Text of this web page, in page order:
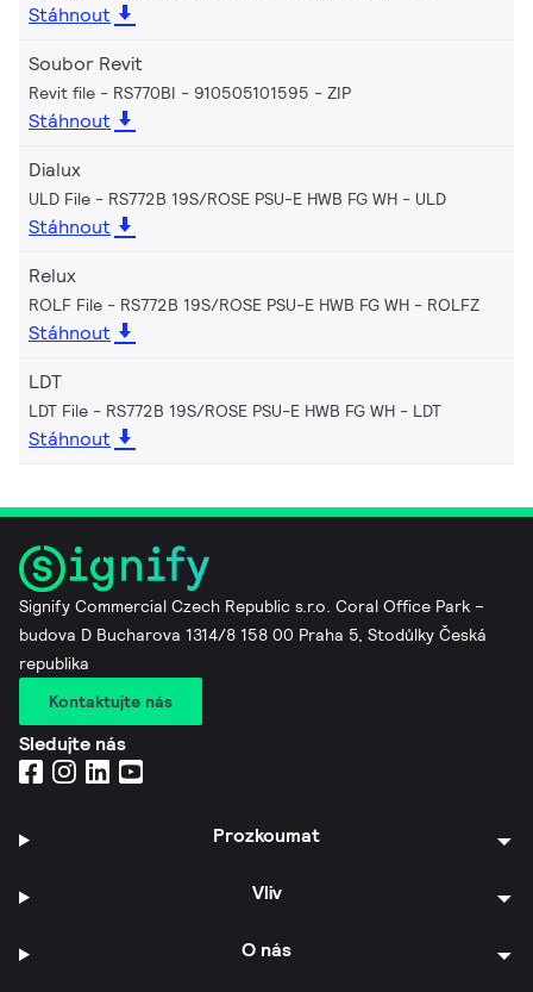
Stáhnout
Soubor Revit
Revit file - RS770BI - 910505101595 ZIP
Stáhnout
Dialux
ULD File - RS772B 19S/ROSE PSU-E HWB FG WH ULD
Stáhnout
Relux
ROLF File - RS772B 19S/ROSE PSU-E HWB FG WH ROLFZ
Stáhnout
LDT
LDT File - RS772B 19S/ROSE PSU-E HWB FG WH LDT
Stáhnout
Signify Commercial Czech Republic s.r.o. Coral Office Park –
budova D Bucharova 1314/8 158 00 Praha 5, Stodůlky Česká
republika
Kontaktujte nás
Sledujte nás
Prozkoumat
Vliv
O nás